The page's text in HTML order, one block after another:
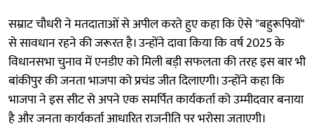
सम्राट चौधरी ने मतदाताओं से अपील करते हुए कहा कि ऐसे "बहुरूपियों"
से सावधान रहने की जरूरत है। उन्होंने दावा किया कि वर्ष 2025 के
विधानसभा चुनाव में एनडीए को मिली बड़ी सफलता की तरह इस बार भी
बांकीपुर की जनता भाजपा को प्रचंड जीत दिलाएगी। उन्होंने कहा कि
भाजपा ने इस सीट से अपने एक समर्पित कार्यकर्ता को उम्मीदवार बनाया
है और जनता कार्यकर्ता आधारित राजनीति पर भरोसा जताएगी।